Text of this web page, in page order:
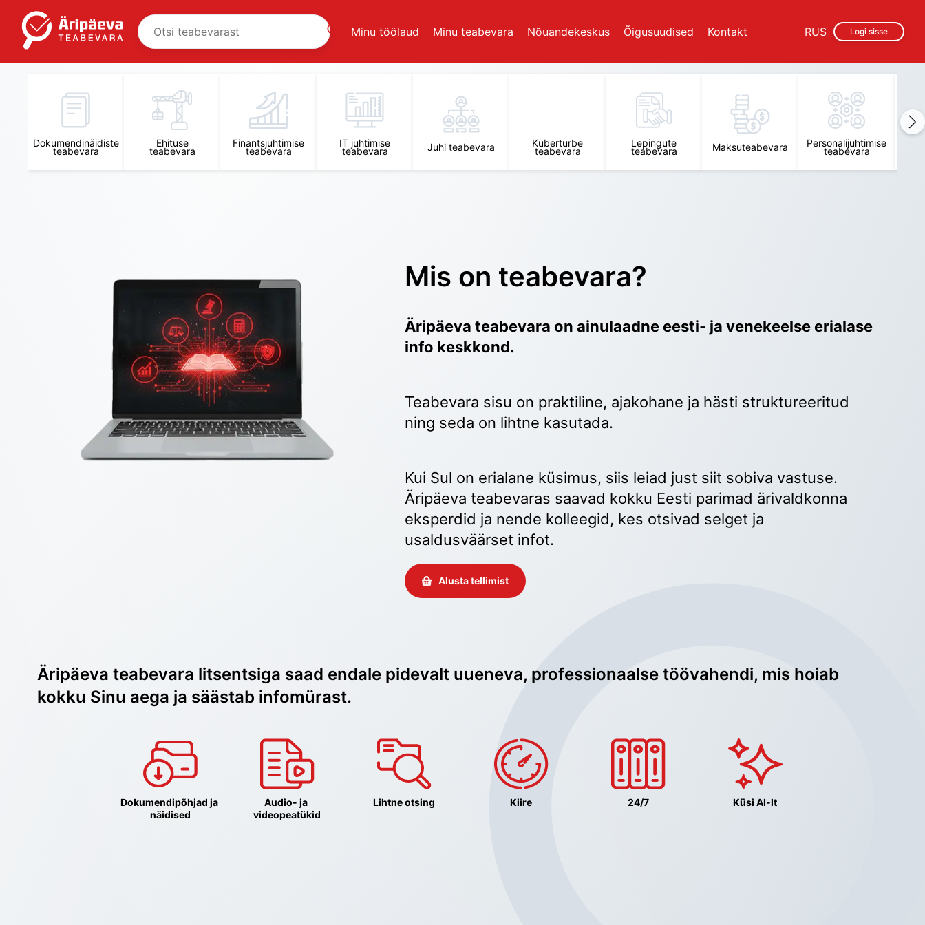
Minu töölaud Minu teabevara Nõuandekeskus Õigusuudised Kontakt Logi sisse
RUS
Dokumendinäidiste
teabevara
Ehituse
teabevara
Finantsjuhtimise
teabevara
IT juhtimise
teabevara Juhi teabevara Küberturbe
teabevara
Lepingute
teabevara Maksuteabevara Personalijuhtimise
teabevara
Mis on teabevara?
Äripäeva teabevara on ainulaadne eesti- ja venekeelse erialase
info keskkond.
Teabevara sisu on praktiline, ajakohane ja hästi struktureeritud
ning seda on lihtne kasutada.
Kui Sul on erialane küsimus, siis leiad just siit sobiva vastuse.
Äripäeva teabevaras saavad kokku Eesti parimad ärivaldkonna
eksperdid ja nende kolleegid, kes otsivad selget ja
usaldusväärset infot.
Alusta tellimist
Äripäeva teabevara litsentsiga saad endale pidevalt uueneva, professionaalse töövahendi, mis hoiab
kokku Sinu aega ja säästab infomürast.
Dokumendipõhjad ja
näidised
Audio- ja
videopeatükid
Lihtne otsing Kiire 24/7 Küsi AI-lt